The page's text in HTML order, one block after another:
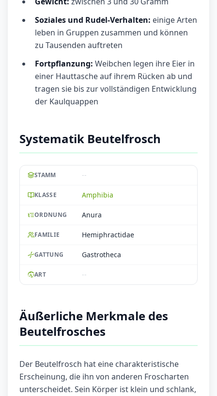
Soziales und Rudel-Verhalten: einige Arten
leben in Gruppen zusammen und können
zu Tausenden auftreten
Fortpflanzung: Weibchen legen ihre Eier in
einer Hauttasche auf ihrem Rücken ab und
tragen sie bis zur vollständigen Entwicklung
der Kaulquappen
Systematik Beutelfrosch
STAMM --
KLASSE Amphibia
ORDNUNG Anura
FAMILIE Hemiphractidae
GATTUNG Gastrotheca
ART --
Äußerliche Merkmale des
Beutelfrosches
Der Beutelfrosch hat eine charakteristische
Erscheinung, die ihn von anderen Froscharten
unterscheidet. Sein Körper ist klein und schlank,